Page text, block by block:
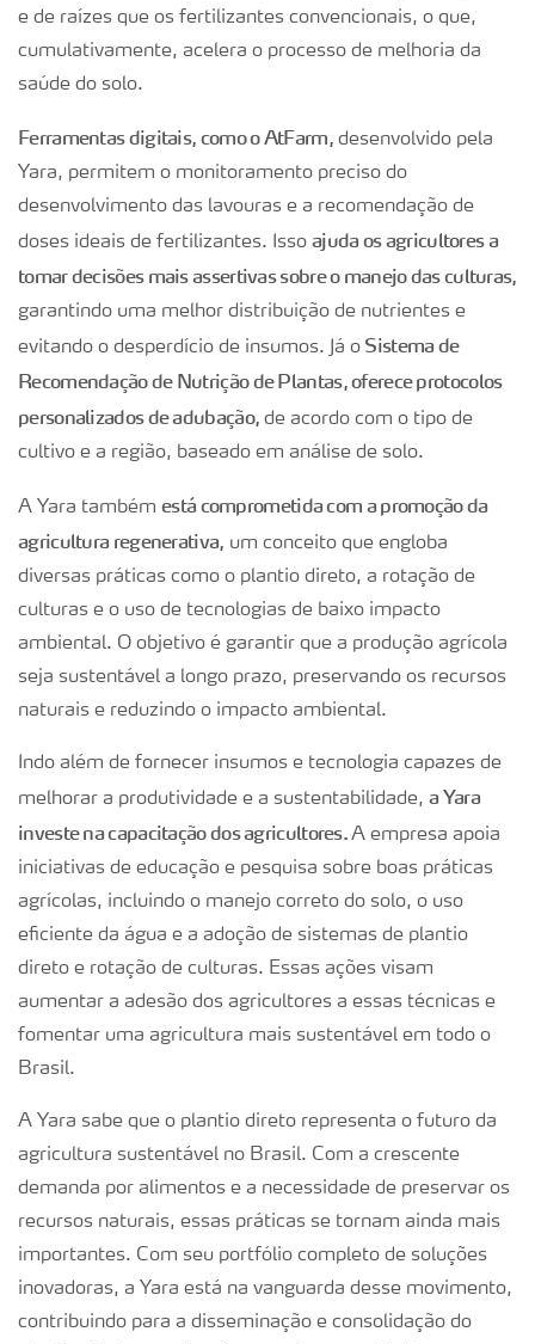
e de raízes que os fertilizantes convencionais, o que,
cumulativamente, acelera o processo de melhoria da
saúde do solo.
Ferramentas digitais, como o AtFarm,desenvolvido pela
Yara, permitem o monitoramento preciso do
desenvolvimento das lavouras e a recomendação de
doses ideais de fertilizantes. Isso ajuda os agricultores a
tomar decisões mais assertivas sobre o manejo das culturas,
garantindo uma melhor distribuição de nutrientes e
evitando o desperdício de insumos. Já o Sistema de
Recomendação de Nutrição de Plantas, oferece protocolos
personalizados de adubação, de acordo com o tipo de
cultivo e a região, baseado em análise de solo.
A Yara também está comprometida com a promoção da
agricultura regenerativa, um conceito que engloba
diversas práticas como o plantio direto, a rotação de
culturas e o uso de tecnologias de baixo impacto
ambiental. O objetivo é garantir que a produção agrícola
seja sustentável a longo prazo, preservando os recursos
naturais e reduzindo o impacto ambiental.
Indo além de fornecer insumos e tecnologia capazes de
melhorar a produtividade e a sustentabilidade, a Yara
investe na capacitação dos agricultores.A empresa apoia
iniciativas de educação e pesquisa sobre boas práticas
agrícolas, incluindo o manejo correto do solo, o uso
eficiente da água e a adoção de sistemas de plantio
direto e rotação de culturas. Essas ações visam
aumentar a adesão dos agricultores a essas técnicas e
fomentar uma agricultura mais sustentável em todo o
Brasil.
A Yara sabe que o plantio direto representa o futuro da
agricultura sustentável no Brasil. Com a crescente
demanda por alimentos e a necessidade de preservar os
recursos naturais, essas práticas se tornam ainda mais
importantes. Com seu portfólio completo de soluções
inovadoras, a Yara está na vanguarda desse movimento,
contribuindo para a disseminação e consolidação do